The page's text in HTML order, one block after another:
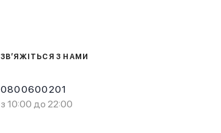
ЗВ’ЯЖІТЬСЯ З НАМИ
0800600201
з 10:00 до 22:00